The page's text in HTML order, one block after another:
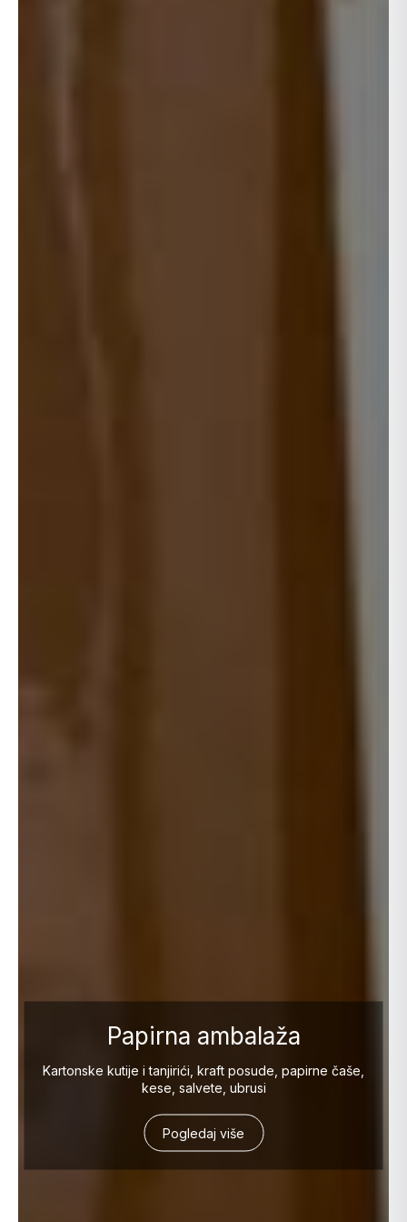
Papirna ambalaža
Kartonske kutije i tanjirići, kraft posude, papirne čaše,
kese, salvete, ubrusi
Pogledaj više